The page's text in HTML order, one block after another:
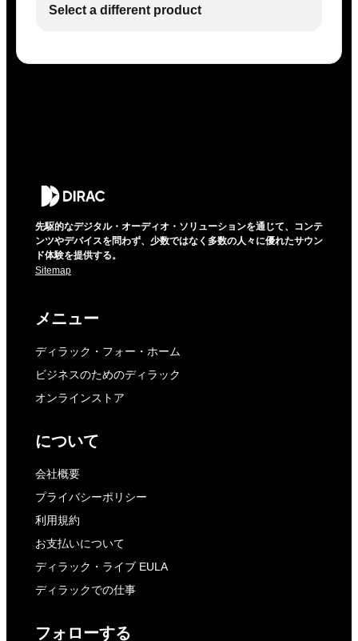
Select a different product
先駆的なデジタル・オーディオ・ソリューションを通じて、コンテ
ンツやデバイスを問わず、少数ではなく多数の人々に優れたサウン
ド体験を提供する。
Sitemap
メニュー
ディラック・フォー・ホーム
ビジネスのためのディラック
オンラインストア
について
会社概要
プライバシーポリシー
利用規約
お支払いについて
ディラック・ライブ EULA
ディラックでの仕事
フォローする